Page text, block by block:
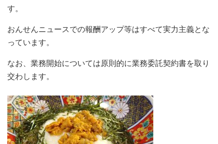
す。
おんせんニュースでの報酬アップ等はすべて実力主義とな
っています。
なお、業務開始については原則的に業務委託契約書を取り
交わします。